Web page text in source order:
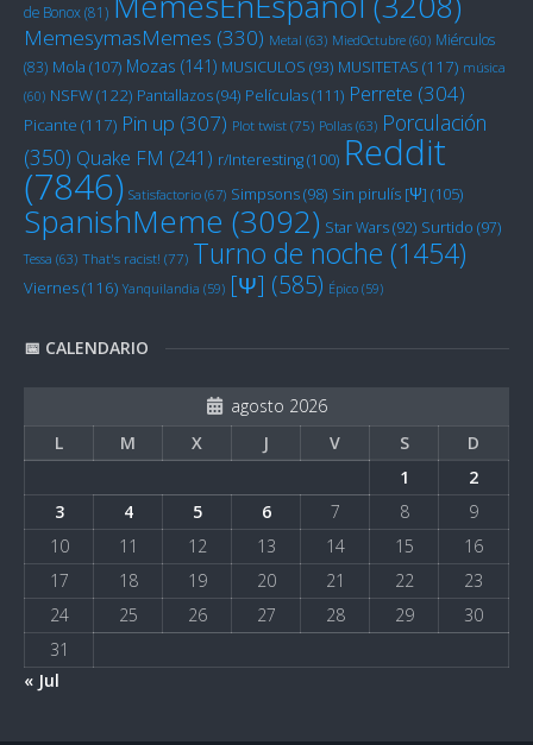
de Bonox(81)
MemesymasMemes (330) Metal (63) MiedOctubre (60) Miérculos
(83) Mola (107) Mozas (141) MUSICULOS (93) MUSITETAS (117) música
(60) NSFW(122) Pantallazos(94) Películas(111) Perrete (304)
Picante (117) Pin up (307) Plot twist (75) Pollas (63) Porculación
(350) Quake FM (241) r/Interesting(100) Reddit
(7846) Satisfactorio (67) Simpsons(98) Sin pirulís [Ψ] (105)
SpanishMeme (3092) Star Wars(92) Surtido (97)
Tessa (63) That's racist! (77) Turno de noche (1454)
Viernes(116) Yanquilandia (59) [Ψ] (585) Épico (59)
📅 CALENDARIO
agosto 2026
L
M X J V S
D
1
2
3
4 5 6 7 8
9
10
11 12 13 14 15
16
17
18 19 20 21 22
23
24
25 26 27 28 29
30
31
« Jul